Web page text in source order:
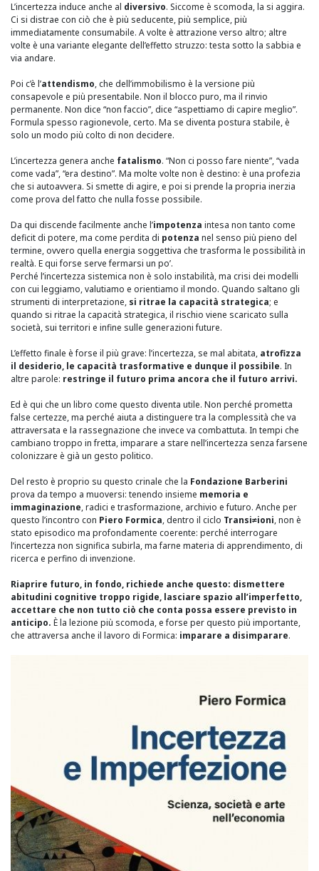
L’incertezza induce anche al diversivo. Siccome è scomoda, la si aggira.
Ci si distrae con ciò che è più seducente, più semplice, più
immediatamente consumabile. A volte è attrazione verso altro; altre
volte è una variante elegante dell’effetto struzzo: testa sotto la sabbia e
via andare.
Poi c’è l’attendismo, che dell’immobilismo è la versione più
consapevole e più presentabile. Non il blocco puro, ma il rinvio
permanente. Non dice “non faccio”, dice “aspettiamo di capire meglio”.
Formula spesso ragionevole, certo. Ma se diventa postura stabile, è
solo un modo più colto di non decidere.
L’incertezza genera anche fatalismo. “Non ci posso fare niente”, “vada
come vada”, “era destino”. Ma molte volte non è destino: è una profezia
che si autoavvera. Si smette di agire, e poi si prende la propria inerzia
come prova del fatto che nulla fosse possibile.
Da qui discende facilmente anche l’impotenza intesa non tanto come
deficitdi potere, ma come perdita di potenza nel senso più pieno del
termine, ovvero quella energia soggettiva che trasforma le possibilità in
realtà. E qui forse serve fermarsi un po’.
Perché l’incertezza sistemica non è solo instabilità, ma crisi dei modelli
con cui leggiamo, valutiamo e orientiamo il mondo. Quando saltano gli
strumenti di interpretazione, si ritrae la capacità strategica; e
quando si ritrae la capacità strategica, il rischio viene scaricato sulla
società, sui territori e infine sulle generazioni future.
L’effetto finale è forse il più grave: l’incertezza, se mal abitata, atrofizza
il desiderio, le capacità trasformative e dunque il possibile. In
altre parole: restringe il futuro prima ancora che il futuro arrivi.
Ed è qui che un libro come questo diventa utile. Non perché prometta
false certezze, ma perché aiuta a distinguere tra la complessità che va
attraversata e la rassegnazione che invece va combattuta. In tempi che
cambiano troppo in fretta, imparare a stare nell’incertezza senza farsene
colonizzare è già un gesto politico.
Del resto è proprio su questo crinale che la Fondazione Barberini
prova da tempo a muoversi: tenendo insieme memoria e
immaginazione, radici e trasformazione, archivio e futuro. Anche per
questo l’incontro con Piero Formica, dentro il ciclo Transi≠ioni, non è
stato episodico ma profondamente coerente: perché interrogare
l’incertezza non significa subirla, ma farne materia di apprendimento, di
ricerca e perfino di invenzione.
Riaprire futuro, in fondo, richiede anche questo: dismettere
abitudini cognitive troppo rigide, lasciare spazio all’imperfetto,
accettare che non tutto ciò che conta possa essere previsto in
anticipo. È la lezione più scomoda, e forse per questo più importante,
che attraversa anche il lavoro di Formica: imparare a disimparare.